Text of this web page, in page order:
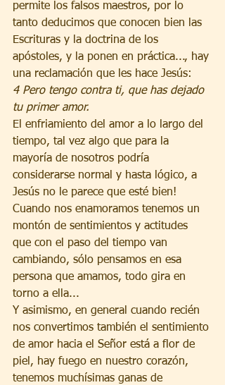
permite los falsos maestros, por lo
tanto deducimos que conocen bien las
Escrituras y la doctrina de los
apóstoles, y la ponen en práctica..., hay
una reclamación que les hace Jesús:
4 Pero tengo contra ti, que has dejado
tu primer amor.
El enfriamiento del amor a lo largo del
tiempo, tal vez algo que para la
mayoría de nosotros podría
considerarse normal y hasta lógico, a
Jesús no le parece que esté bien!
Cuando nos enamoramos tenemos un
montón de sentimientos y actitudes
que con el paso del tiempo van
cambiando, sólo pensamos en esa
persona que amamos, todo gira en
torno a ella...
Y asimismo, en general cuando recién
nos convertimos también el sentimiento
de amor hacia el Señor está a flor de
piel, hay fuego en nuestro corazón,
tenemos muchísimas ganas de